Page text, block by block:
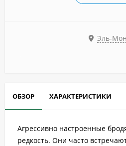
Эль-
ОБЗОР ХАРАКТЕРИСТИКИ
Агрессивно настроенные
редкость. Они часто